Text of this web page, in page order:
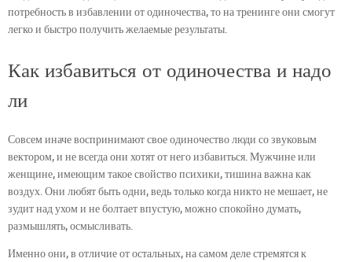
потребность в избавлении от одиночества, то на тренинге они смогут
легко и быстро получить желаемые результаты.
Как избавиться от одиночества и надо
ли
Совсем иначе воспринимают свое одиночество люди со звуковым
вектором, и не всегда они хотят от него избавиться. Мужчине или
женщине, имеющим такое свойство психики, тишина важна как
воздух. Они любят быть одни, ведь только когда никто не мешает, не
зудит над ухом и не болтает впустую, можно спокойно думать,
размышлять, осмысливать.
Именно они, в отличие от остальных, на самом деле стремятся к